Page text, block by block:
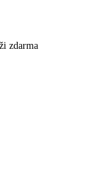
zdarma